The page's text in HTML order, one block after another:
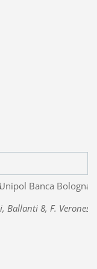
Siena -
Ballanti 8, F.